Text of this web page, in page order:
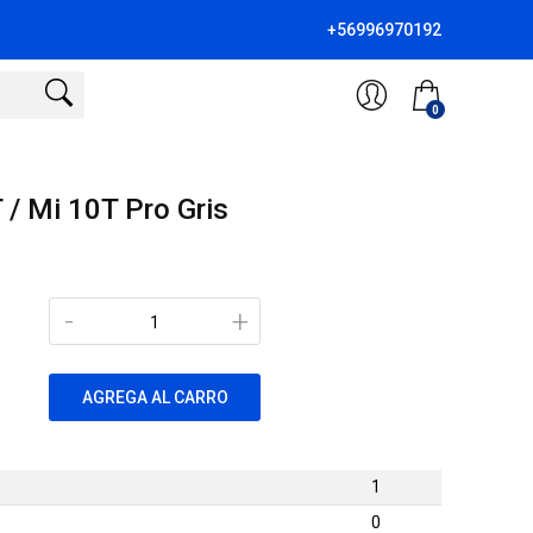
+56996970192
0
/ Mi 10T Pro Gris
+
-
AGREGA AL CARRO
1
0